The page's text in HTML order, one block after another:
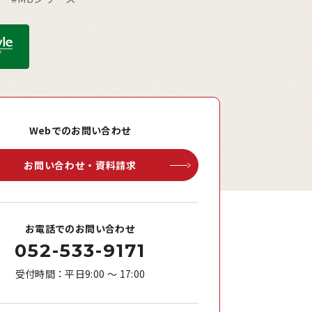
Webでのお問い合わせ
お問い合わせ・資料請求
お電話でのお問い合わせ
052-533-9171
受付時間：平日9:00 ～ 17:00